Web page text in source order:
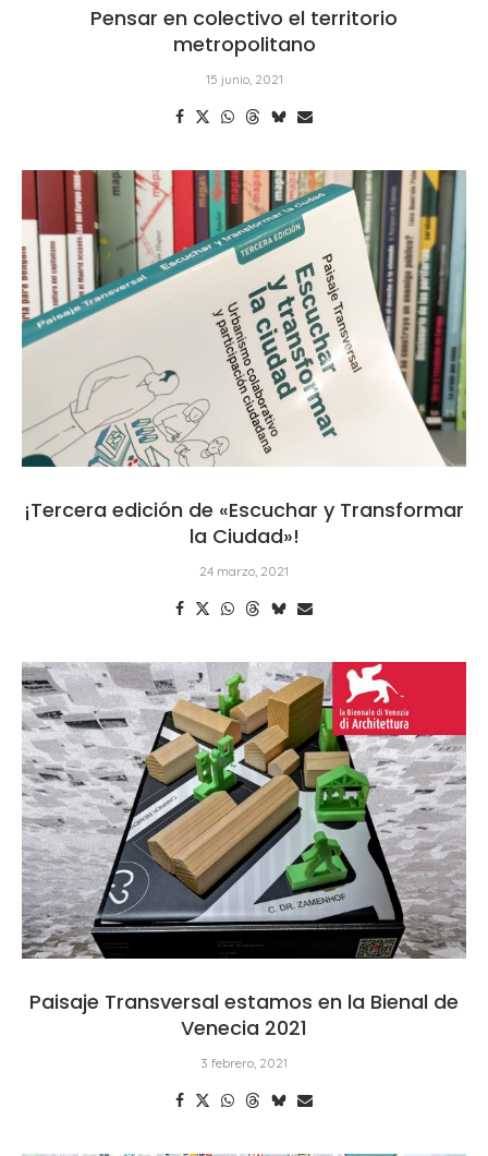
Pensar en colectivo el territorio
metropolitano
15 junio, 2021
¡Tercera edición de «Escuchar y Transformar
la Ciudad»!
24 marzo, 2021
Paisaje Transversal estamos en la Bienal de
Venecia 2021
3 febrero, 2021